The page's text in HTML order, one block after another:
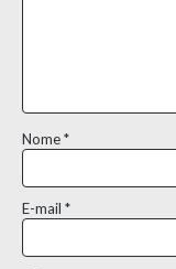
Nome*
E-mail *